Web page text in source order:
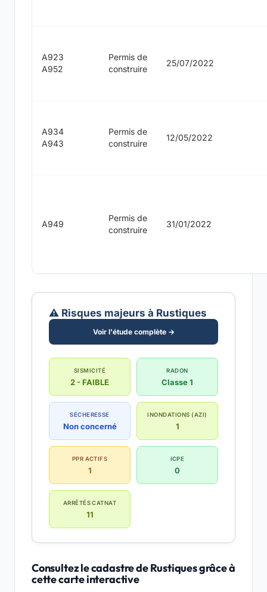
A923
A952
Permis de
construire
25/07/2022
A934
A943
Permis de
construire
12/05/2022
A949
Permis de
construire
31/01/2022
⚠️ Risques majeurs à Rustiques
Voir l'étude complète →
SISMICITÉ
2 - FAIBLE
RADON
Classe 1
SÉCHERESSE
Non concerné
INONDATIONS (AZI)
1
PPR ACTIFS
1
ICPE
0
ARRÊTÉS CATNAT
11
Consultez le cadastre de Rustiques grâce à
cette carte interactive